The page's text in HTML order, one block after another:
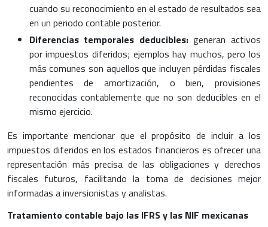
cuando su reconocimiento en el estado de resultados sea
en un periodo contable posterior.
Diferencias temporales deducibles:generan activos
por impuestos diferidos; ejemplos hay muchos, pero los
más comunes son aquellos que incluyen pérdidas fiscales
pendientes de amortización, o bien, provisiones
reconocidas contablemente que no son deducibles en el
mismo ejercicio.
Es importante mencionar que el propósito de incluir a los
impuestos diferidos en los estados financieros es ofrecer una
representación más precisa de las obligaciones y derechos
fiscales futuros, facilitando la toma de decisiones mejor
informadas a inversionistas y analistas.
Tratamiento contable bajo las IFRS y las NIF mexicanas